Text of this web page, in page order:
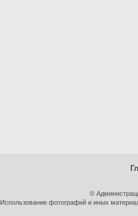
©
Использование фотографий и иных